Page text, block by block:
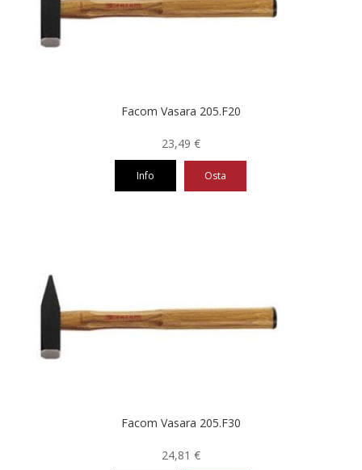
Facom Vasara 205.F20
23,49 €
Info Osta
Facom Vasara 205.F30
24,81 €